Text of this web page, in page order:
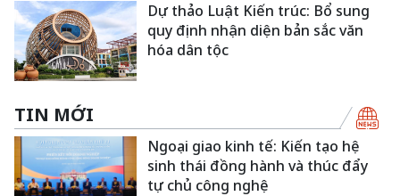
Dự thảo Luật Kiến trúc: Bổ sung
quy định nhận diện bản sắc văn
hóa dân tộc
TIN MỚI
Ngoại giao kinh tế: Kiến tạo hệ
sinh thái đồng hành và thúc đẩy
tự chủ công nghệ